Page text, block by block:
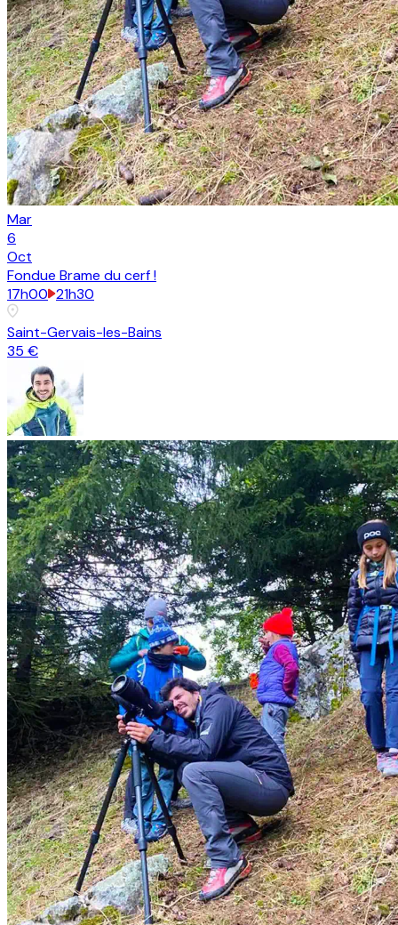
Mar
6
Oct
Fondue Brame du cerf !
17h00 21h30
Saint-Gervais-les-Bains
35 €